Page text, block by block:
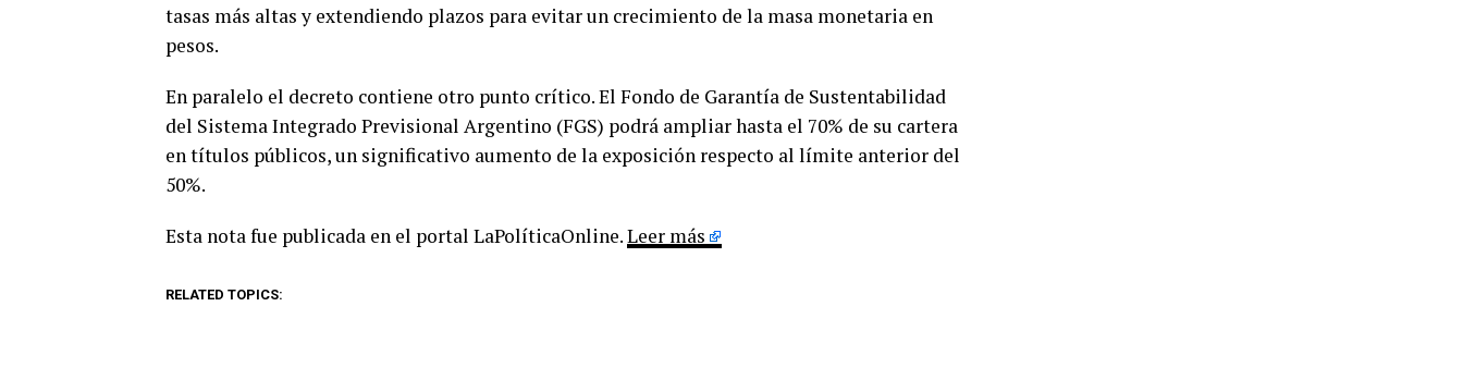
tasas más altas y extendiendo plazos para evitar un crecimiento de la masa monetaria en
pesos.
En paralelo el decreto contiene otro punto crítico. El Fondo de Garantía de Sustentabilidad
del Sistema Integrado Previsional Argentino (FGS) podrá ampliar hasta el 70% de su cartera
en títulos públicos, un significativo aumento de la exposición respecto al límite anterior del
50%.
Esta nota fue publicada en el portal LaPolíticaOnline.Leer más
RELATED TOPICS: